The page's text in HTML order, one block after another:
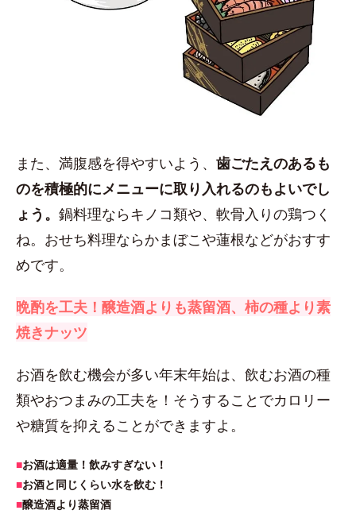
また、満腹感を得やすいよう、 歯ごたえのあるも
のを積極的にメニューに取り入れるのもよいでし
ょう。 鍋料理ならキノコ類や、軟骨入りの鶏つく
ね。おせち料理ならかまぼこや蓮根などがおすす
めです。
晩酌を工夫！醸造酒よりも蒸留酒、柿の種より素
焼きナッツ
お酒を飲む機会が多い年末年始は、飲むお酒の種
類やおつまみの工夫を！そうすることでカロリー
や糖質を抑えることができますよ。
■お酒は適量！飲みすぎない！
■お酒と同じくらい水を飲む！
■醸造酒より蒸留酒